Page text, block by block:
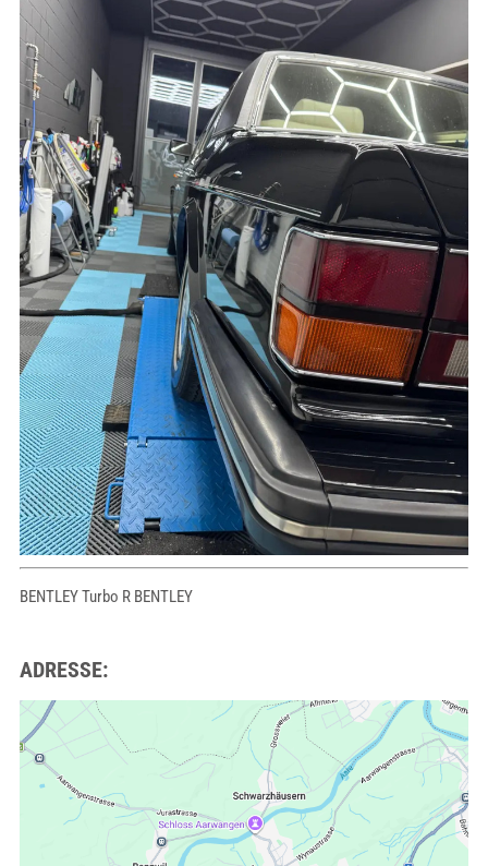
BENTLEY Turbo R BENTLEY
ADRESSE: